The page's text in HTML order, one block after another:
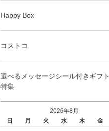
Happy Box
コストコ
選べるメッセージシール付きギフト
特集
2026年8月
日
月 火 水 木 金